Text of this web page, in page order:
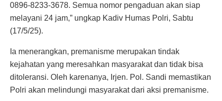
0896-8233-3678. Semua nomor pengaduan akan siap
melayani 24 jam,” ungkap Kadiv Humas Polri, Sabtu
(17/5/25).
Ia menerangkan, premanisme merupakan tindak
kejahatan yang meresahkan masyarakat dan tidak bisa
ditoleransi. Oleh karenanya, Irjen. Pol. Sandi memastikan
Polri akan melindungi masyarakat dari aksi premanisme.